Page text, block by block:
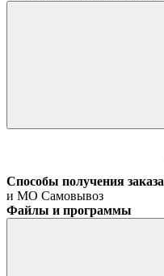
Способы получения заказа
и МО Самовывоз
Файлы и программы